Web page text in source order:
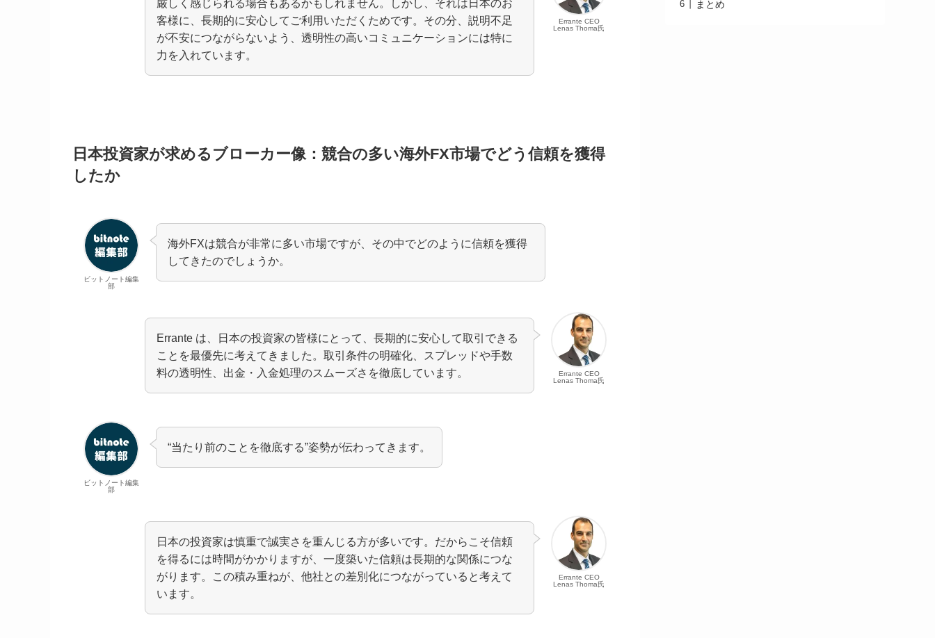
Errante CEO
Lenas Thoma氏
厳しく感じられる場合もあるかもしれません。しかし、それは日本のお
客様に、長期的に安心してご利用いただくためです。その分、説明不足
が不安につながらないよう、透明性の高いコミュニケーションには特に
力を入れています。
日本投資家が求めるブローカー像：競合の多い海外FX市場でどう信頼を獲得
したか
ビットノート編集
部
海外FXは競合が非常に多い市場ですが、その中でどのように信頼を獲得
してきたのでしょうか。
Errante CEO
Lenas Thoma氏
Errante は、日本の投資家の皆様にとって、長期的に安心して取引できる
ことを最優先に考えてきました。取引条件の明確化、スプレッドや手数
料の透明性、出金・入金処理のスムーズさを徹底しています。
ビットノート編集
部
“当たり前のことを徹底する”姿勢が伝わってきます。
Errante CEO
Lenas Thoma氏
日本の投資家は慎重で誠実さを重んじる方が多いです。だからこそ信頼
を得るには時間がかかりますが、一度築いた信頼は長期的な関係につな
がります。この積み重ねが、他社との差別化につながっていると考えて
います。
まとめ